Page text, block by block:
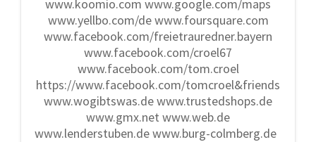
www.koomio.com www.google.com/maps
www.yellbo.com/de www.foursquare.com
www.facebook.com/freietrauredner.bayern
www.facebook.com/croel67
www.facebook.com/tom.croel
https://www.facebook.com/tomcroel&friends
www.wogibtswas.de www.trustedshops.de
www.gmx.net www.web.de
www.lenderstuben.de www.burg-colmberg.de